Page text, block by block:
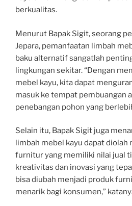
berkualitas.
Menurut Bapak Sigit, seorang
Jepara, pemanfaatan limbah
baku alternatif sangatlah
lingkungan sekitar. “Dengan
mebel kayu, kita dapat
masuk ke tempat pembuangan
penebangan pohon yang
Selain itu, Bapak Sigit juga
limbah mebel kayu dapat diolah
furnitur yang memiliki nilai jual
kreativitas dan inovasi yang
bisa diubah menjadi produk
menarik bagi konsumen,”